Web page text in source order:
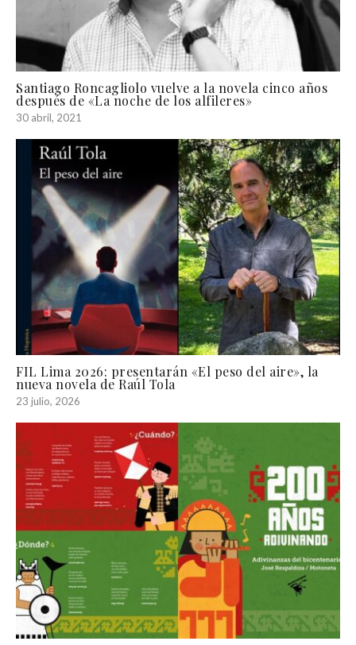
Santiago Roncagliolo vuelve a la novela cinco años
después de «La noche de los alfileres»
30 abril, 2021
FIL Lima 2026: presentarán «El peso del aire», la
nueva novela de Raúl Tola
23 julio, 2026